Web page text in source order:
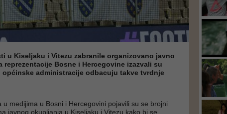
u Kiseljaku i Vitezu zabranile organizovano javno
reprezentacije Bosne i Hercegovine izazvali su
općinske administracije odbacuju takve tvrdnje
u medijima u Bosni i Hercegovini pojavili su se brojni
javnog okupljanja u Kiseljaku i Vitezu kako bi se